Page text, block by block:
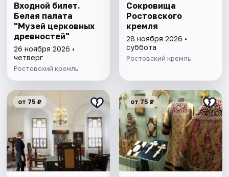
Входной билет.
Белая палата
"Музей церковных
древностей"
26 ноября 2026 •
четверг
Ростовский кремль
Сокровища
Ростовского
кремля
28 ноября 2026 •
суббота
Ростовский кремль
от 75 ₽ от 75 ₽